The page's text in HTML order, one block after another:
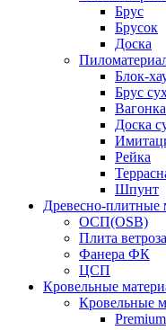
Брус
Брусок
Доска
Блок-
Брус
Вагонка
Доска
Рейка
Шпунт
Древесно-плитные
ОСП(OSB)
Плита
Фанера ФК
ЦСП
Кровельные
Кровельные
Premium